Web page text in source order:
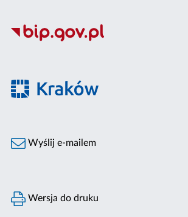
Wyślij e-mailem
Wersja do druku